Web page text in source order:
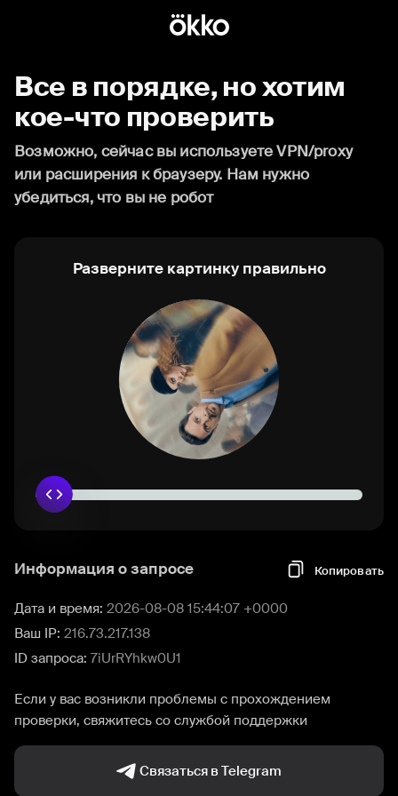
Все в порядке, но хотим
кое-что проверить
Возможно, сейчас вы используете VPN/proxy
или расширения к браузеру. Нам нужно
убедиться, что вы не робот
Разверните картинку правильно
Информация о запросе Копировать
Дата и время: 2026-08-08 15:44:07 +0000
Ваш IP: 216.73.217.138
ID запроса: 7iUrRYhkw0U1
Если у вас возникли проблемы с прохождением
проверки, свяжитесь со службой поддержки
Связаться в Telegram